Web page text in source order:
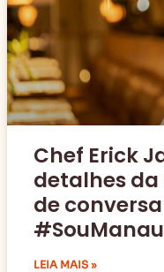
Chef Erick
detalhes da
de
LEIA MAIS »